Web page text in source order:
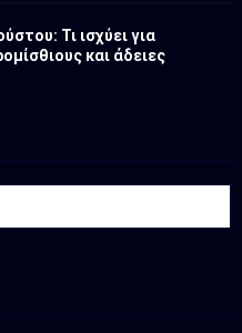
Τι ισχύει για
και άδειες